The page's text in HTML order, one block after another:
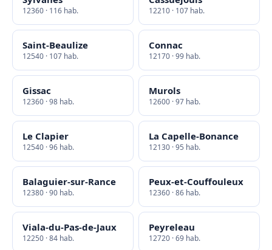
12360 · 116 hab. 12210 · 107 hab.
Saint-Beaulize
12540 · 107 hab.
Connac
12170 · 99 hab.
Gissac
12360 · 98 hab.
Murols
12600 · 97 hab.
Le Clapier
12540 · 96 hab.
La Capelle-Bonance
12130 · 95 hab.
Balaguier-sur-Rance
12380 · 90 hab.
Peux-et-Couffouleux
12360 · 86 hab.
Viala-du-Pas-de-Jaux
12250 · 84 hab.
Peyreleau
12720 · 69 hab.